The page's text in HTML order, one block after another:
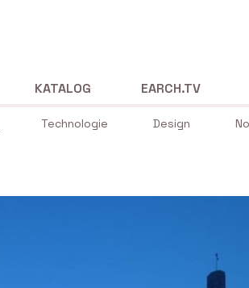
Technologie Design
KATALOG EARCH.TV